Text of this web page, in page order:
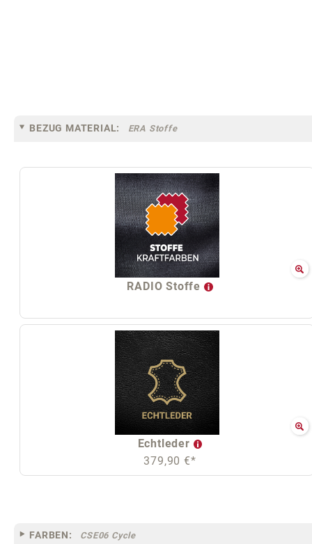
BEZUG MATERIAL: ERA Stoffe
RADIO Stoffe
Echtleder
379,90 €*
FARBEN: CSE06 Cycle